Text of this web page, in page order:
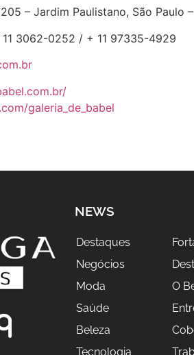
– Jardim Paulistano, São Paulo
11 3062-0252 / + 11 97335-4929
br/
galeria_de_babel
NEWS
Destaques
Negócios
Moda
Saúde
Beleza
Tecnologia
O